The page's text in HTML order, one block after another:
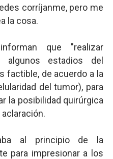
corríjanme, pero me
la cosa.
que "realizar
algunos estadios del
factible, de acuerdo a la
del tumor), para
la posibilidad quirúrgica
al principio de la
para impresionar a los